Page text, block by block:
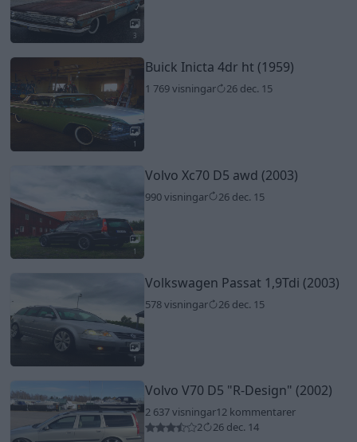
3
1
Buick Inicta 4dr ht (1959)
1 769 visningar 26 dec. 15
1
Volvo Xc70 D5 awd (2003)
990 visningar 26 dec. 15
1
Volkswagen Passat 1,9Tdi (2003)
578 visningar 26 dec. 15
Volvo V70 D5 "R-Design" (2002)
2 637 visningar12 kommentarer
2
26 dec. 14